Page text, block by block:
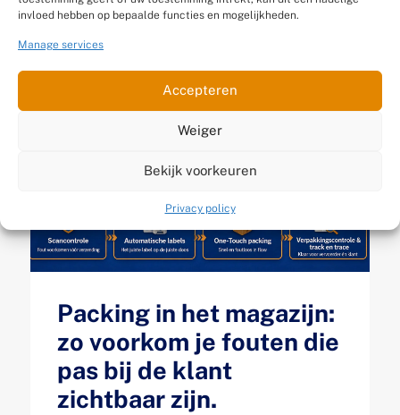
invloed hebben op bepaalde functies en mogelijkheden.
Manage services
Accepteren
Weiger
Bekijk voorkeuren
Privacy policy
Packing in het magazijn:
zo voorkom je fouten die
pas bij de klant
zichtbaar zijn.